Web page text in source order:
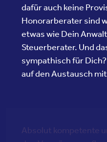
dafür auch keine
Honorarberater sind
etwas wie Dein
Steuerberater. Und
sympathisch für
auf den Austausch
Absolut kompetente